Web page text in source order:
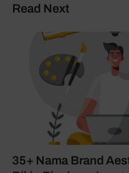
Read Next
35+ Nama Brand